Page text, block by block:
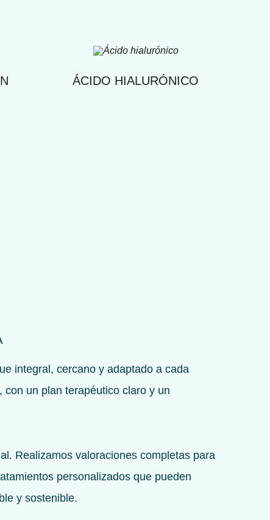
ÁCIDO HIALURÓNICO
integral, cercano y adaptado a cada
un plan terapéutico claro y un
Realizamos valoraciones completas para
personalizados que pueden
y sostenible.